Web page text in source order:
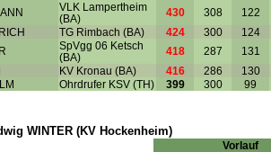
VLK Lampertheim
(BA)
430 308 122
TG Rimbach (BA) 424 300 124
SpVgg 06 Ketsch
(BA)
418 287 131
KV Kronau (BA) 416 286 130
Ohrdrufer KSV (TH) 399 300 99
WINTER (KV Hockenheim)
Vorlauf